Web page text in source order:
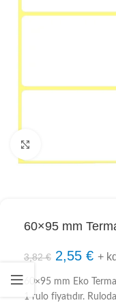
60×95 mm
3,82€ 2,55 € +
60×95 mm Eko
1 rulo fiyatıdır.